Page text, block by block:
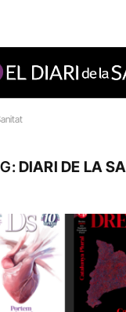
DIARI DE LA